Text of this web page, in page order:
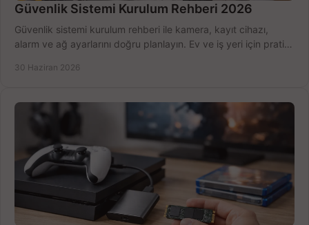
Güvenlik Sistemi Kurulum Rehberi 2026
Güvenlik sistemi kurulum rehberi ile kamera, kayıt cihazı,
alarm ve ağ ayarlarını doğru planlayın. Ev ve iş yeri için pratik
30 Haziran 2026